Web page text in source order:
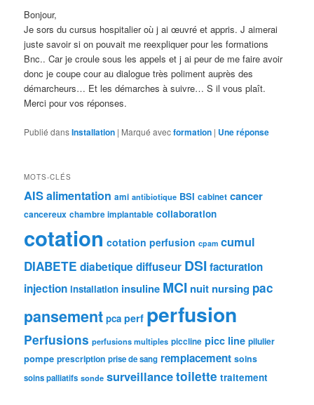
Bonjour,
Je sors du cursus hospitalier où j ai œuvré et appris. J aimerai
juste savoir si on pouvait me reexpliquer pour les formations
Bnc.. Car je croule sous les appels et j ai peur de me faire avoir
donc je coupe cour au dialogue très poliment auprès des
démarcheurs… Et les démarches à suivre… S il vous plaît.
Merci pour vos réponses.
Publié dansInstallation | Marqué avecformation | Uneréponse
MOTS-CLÉS
AISalimentation ami antibiotique BSI cabinet cancer
cancereux chambre implantable collaboration
cotation cotation perfusion cpam cumul
DIABETE diabetique diffuseur DSIfacturation
injection installation insuline MCI nuit nursing pac
pansement pca perf perfusion
Perfusions perfusions multiples piccline picc line pilulier
pompe prescription prise de sang remplacement soins
soins palliatifs sonde surveillancetoilette traitement